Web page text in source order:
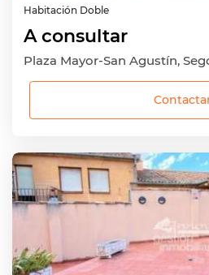
Habitación Doble
A consultar
Plaza Mayor-San Agustín,